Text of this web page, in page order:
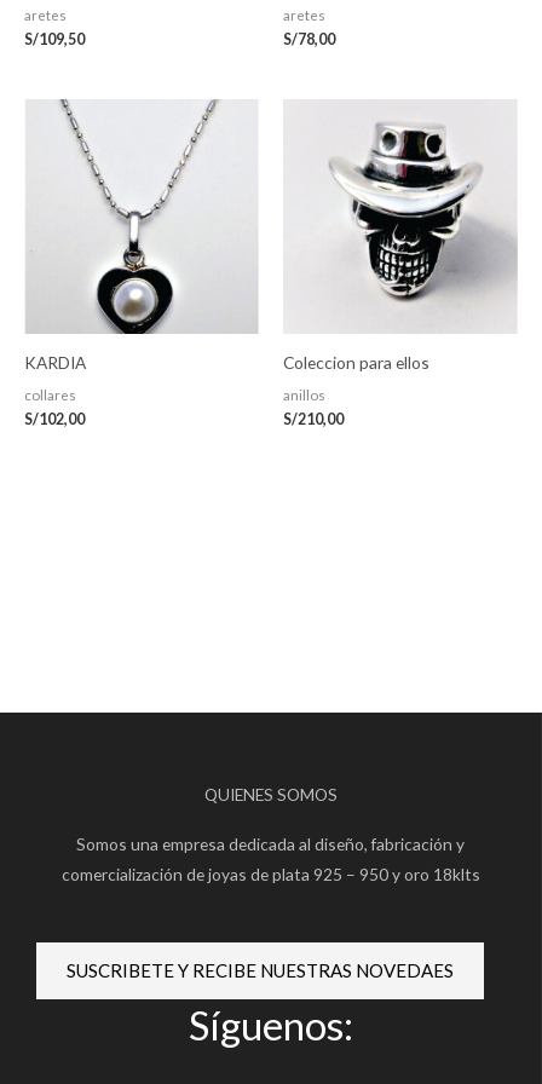
aretes
S/109,50
aretes
S/78,00
KARDIA
collares
S/102,00
Coleccion para ellos
anillos
S/210,00
QUIENES SOMOS
Somos una empresa dedicada al diseño, fabricación y
comercialización de joyas de plata 925 – 950 y oro 18klts
SUSCRIBETE Y RECIBE NUESTRAS NOVEDAES
Síguenos: